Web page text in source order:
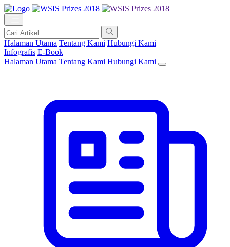
Halaman Utama Tentang Kami Hubungi Kami
Infografis E-Book
Halaman Utama Tentang Kami Hubungi Kami